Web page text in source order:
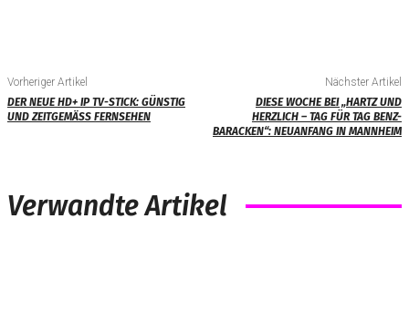
Vorheriger Artikel
DER NEUE HD+ IP TV-STICK: GÜNSTIG
UND ZEITGEMÄSS FERNSEHEN
Nächster Artikel
DIESE WOCHE BEI „HARTZ UND
HERZLICH – TAG FÜR TAG BENZ-
BARACKEN“: NEUANFANG IN MANNHEIM
Verwandte Artikel